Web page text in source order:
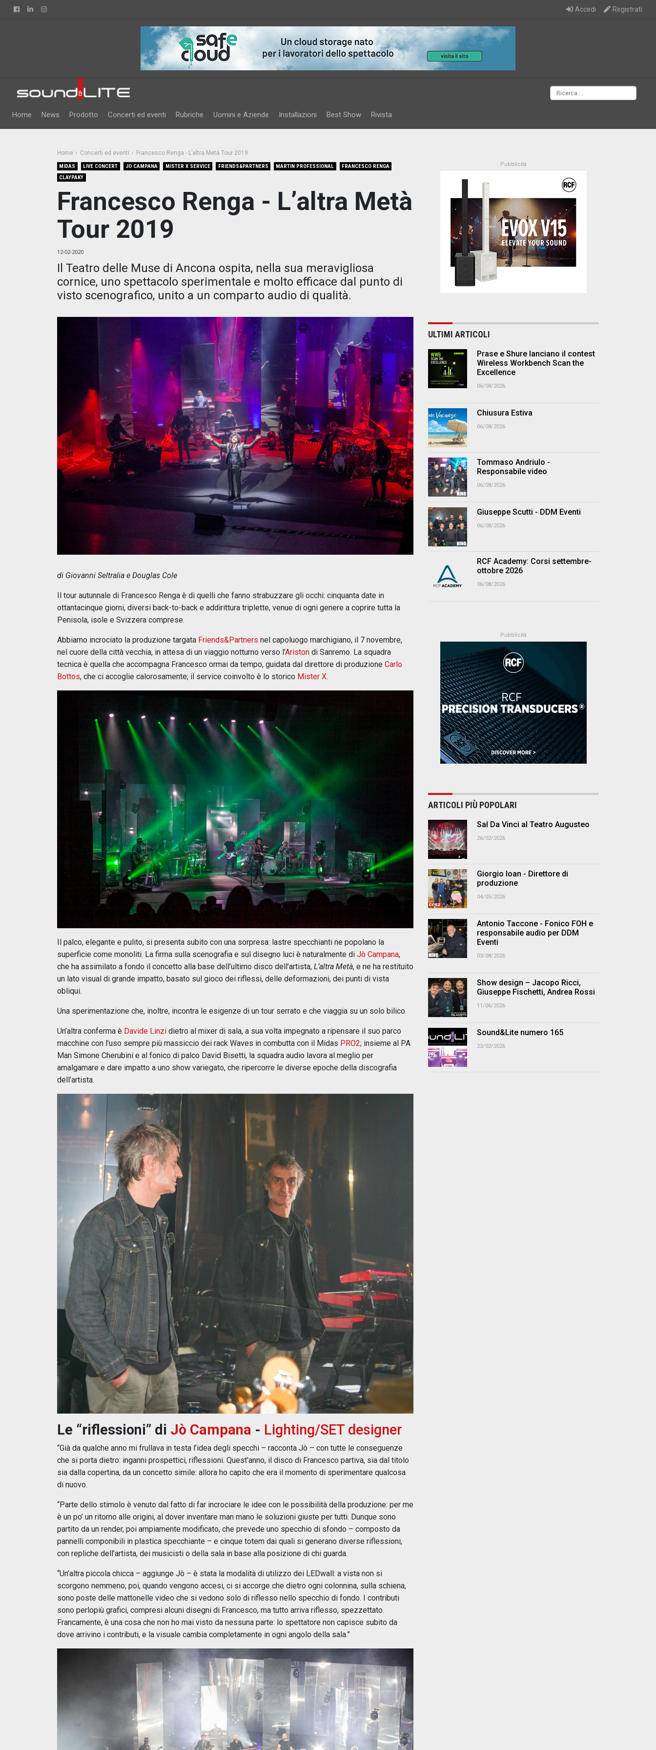
FacebookLinkedin Accedi Registrati
Home News Prodotto Concerti ed eventi Rubriche Uomini e Aziende Installazioni Best Show Rivista
Home Concerti ed eventi Francesco Renga - L’altra Metà Tour 2019
MIDAS LIVE CONCERT JO CAMPANA MISTER X SERVICE FRIENDS&PARTNERS MARTIN PROFESSIONAL
FRANCESCO RENGA
CLAYPAKY
Francesco Renga - L’altra Metà
Tour 2019
12-02-2020
Il Teatro delle Muse di Ancona ospita, nella sua meravigliosa
cornice, uno spettacolo sperimentale e molto efficace dal punto di
visto scenografico, unito a un comparto audio di qualità.
di Giovanni Seltralia e Douglas Cole
Il tour autunnale di Francesco Renga è di quelli che fanno strabuzzare gli occhi: cinquanta date in
ottantacinque giorni, diversi back-to-back e addirittura triplette, venue di ogni genere a coprire tutta la
Penisola, isole e Svizzera comprese.
Abbiamo incrociato la produzione targata Friends&Partners nel capoluogo marchigiano, il 7 novembre,
nel cuore della città vecchia, in attesa di un viaggio notturno verso l’Ariston di Sanremo. La squadra
tecnica è quella che accompagna Francesco ormai da tempo, guidata dal direttore di produzione Carlo
Bottos, che ci accoglie calorosamente; il service coinvolto è lo storico Mister X.
Il palco, elegante e pulito, si presenta subito con una sorpresa: lastre specchianti ne popolano la
superficie come monoliti. La firma sulla scenografia e sul disegno luci è naturalmente di Jò Campana,
che ha assimilato a fondo il concetto alla base dell’ultimo disco dell’artista, L’altra Metà, e ne ha restituito
un lato visual di grande impatto, basato sul gioco dei riflessi, delle deformazioni, dei punti di vista
obliqui.
Una sperimentazione che, inoltre, incontra le esigenze di un tour serrato e che viaggia su un solo bilico.
Un’altra conferma è Davide Linzi dietro al mixer di sala, a sua volta impegnato a ripensare il suo parco
macchine con l’uso sempre più massiccio dei rack Waves in combutta con il Midas PRO2; insieme al PA
Man Simone Cherubini e al fonico di palco David Bisetti, la squadra audio lavora al meglio per
amalgamare e dare impatto a uno show variegato, che ripercorre le diverse epoche della discografia
dell’artista.
Le “riflessioni” di Jò Campana - Lighting/SET designer
“Già da qualche anno mi frullava in testa l’idea degli specchi – racconta Jò – con tutte le conseguenze
che si porta dietro: inganni prospettici, riflessioni. Quest’anno, il disco di Francesco partiva, sia dal titolo
sia dalla copertina, da un concetto simile: allora ho capito che era il momento di sperimentare qualcosa
di nuovo.
“Parte dello stimolo è venuto dal fatto di far incrociare le idee con le possibilità della produzione: per me
è un po’ un ritorno alle origini, al dover inventare man mano le soluzioni giuste per tutti. Dunque sono
partito da un render, poi ampiamente modificato, che prevede uno specchio di sfondo – composto da
pannelli componibili in plastica specchiante – e cinque totem dai quali si generano diverse riflessioni,
con repliche dell’artista, dei musicisti o della sala in base alla posizione di chi guarda.
“Un’altra piccola chicca – aggiunge Jò – è stata la modalità di utilizzo dei LEDwall: a vista non si
scorgono nemmeno; poi, quando vengono accesi, ci si accorge che dietro ogni colonnina, sulla schiena,
sono poste delle mattonelle video che si vedono solo di riflesso nello specchio di fondo. I contributi
sono perlopiù grafici, compresi alcuni disegni di Francesco, ma tutto arriva riflesso, spezzettato.
Francamente, è una cosa che non ho mai visto da nessuna parte: lo spettatore non capisce subito da
dove arrivino i contributi, e la visuale cambia completamente in ogni angolo della sala.”
ULTIMI ARTICOLI
Prase e Shure lanciano il contest
Wireless Workbench Scan the
Excellence
06/08/2026
Chiusura Estiva
06/08/2026
Tommaso Andriulo -
Responsabile video
06/08/2026
Giuseppe Scutti - DDM Eventi
06/08/2026
RCF Academy: Corsi settembre-
ottobre 2026
06/08/2026
ARTICOLI PIÙ POPOLARI
Sal Da Vinci al Teatro Augusteo
26/02/2026
Giorgio Ioan - Direttore di
produzione
04/05/2026
Antonio Taccone - Fonico FOH e
responsabile audio per DDM
Eventi
03/08/2026
Show design – Jacopo Ricci,
Giuseppe Fischetti, Andrea Rossi
11/06/2026
Sound&Lite numero 165
23/02/2026